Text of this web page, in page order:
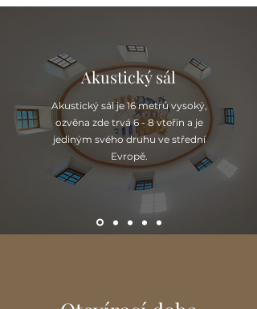
Akustický sál
Akustický sál je 16 metrů vysoký,
ozvěna zde trvá 6 - 8 vteřin a je
jediným svého druhu ve střední
Evropě.